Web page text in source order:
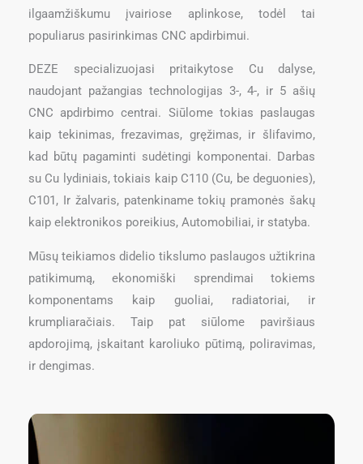
ilgaamžiškumu įvairiose aplinkose, todėl tai
populiarus pasirinkimas CNC apdirbimui.
DEZE specializuojasi pritaikytose Cu dalyse,
naudojant pažangias technologijas 3-, 4-, ir 5 ašių
CNC apdirbimo centrai. Siūlome tokias paslaugas
kaip tekinimas, frezavimas, gręžimas, ir šlifavimo,
kad būtų pagaminti sudėtingi komponentai. Darbas
su Cu lydiniais, tokiais kaip C110 (Cu, be deguonies),
C101, Ir žalvaris, patenkiname tokių pramonės šakų
kaip elektronikos poreikius, Automobiliai, ir statyba.
Mūsų teikiamos didelio tikslumo paslaugos užtikrina
patikimumą, ekonomiški sprendimai tokiems
komponentams kaip guoliai, radiatoriai, ir
krumpliaračiais. Taip pat siūlome paviršiaus
apdorojimą, įskaitant karoliuko pūtimą, poliravimas,
ir dengimas.